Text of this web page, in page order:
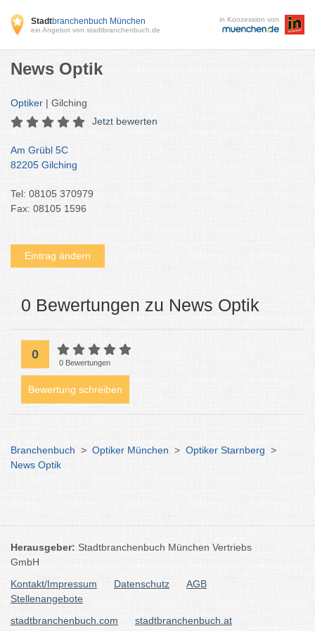
Stadtbranchenbuch München
ein Angebot von stadtbranchenbuch.de
in Konzession von
News Optik
Optiker | Gilching
Jetzt bewerten
Am Grübl 5C
82205 Gilching
Tel: 08105 370979
Fax: 08105 1596
Eintrag ändern
0 Bewertungen zu News Optik
0
0 Bewertungen
Bewertung schreiben
Branchenbuch > Optiker München > Optiker Starnberg >
News Optik
Herausgeber: Stadtbranchenbuch München Vertriebs
GmbH
Kontakt/Impressum
Datenschutz
AGB
Stellenangebote
stadtbranchenbuch.com
stadtbranchenbuch.at